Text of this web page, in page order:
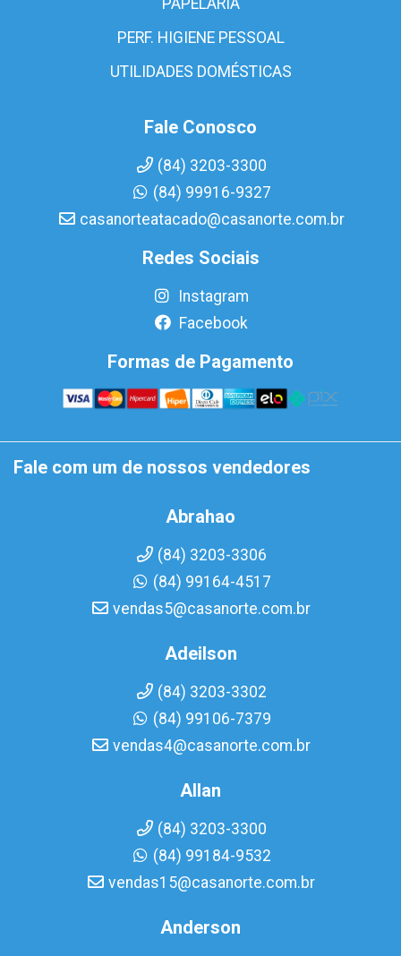
PAPELARIA
PERF. HIGIENE PESSOAL
UTILIDADES DOMÉSTICAS
Fale Conosco
(84) 3203-3300
(84) 99916-9327
casanorteatacado@casanorte.com.br
Redes Sociais
Instagram
Facebook
Formas de Pagamento
Fale com um de nossos vendedores
Abrahao
(84) 3203-3306
(84) 99164-4517
vendas5@casanorte.com.br
Adeilson
(84) 3203-3302
(84) 99106-7379
vendas4@casanorte.com.br
Allan
(84) 3203-3300
(84) 99184-9532
vendas15@casanorte.com.br
Anderson